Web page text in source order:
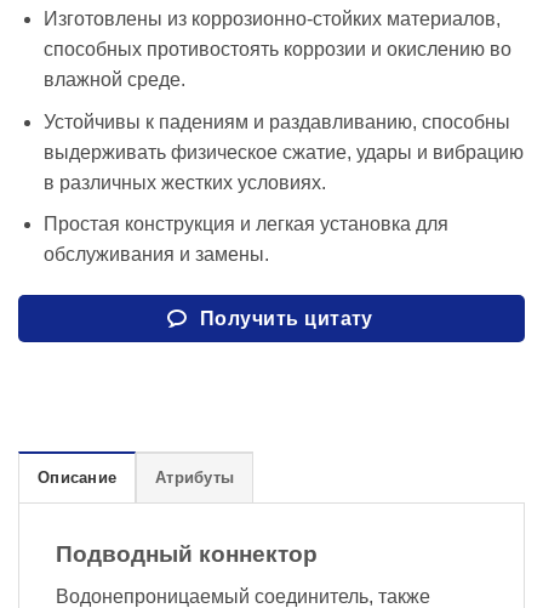
Изготовлены из коррозионно-стойких материалов,
способных противостоять коррозии и окислению во
влажной среде.
Устойчивы к падениям и раздавливанию, способны
выдерживать физическое сжатие, удары и вибрацию
в различных жестких условиях.
Простая конструкция и легкая установка для
обслуживания и замены.
Получить цитату
Описание Атрибуты
Подводный коннектор
Водонепроницаемый соединитель, также